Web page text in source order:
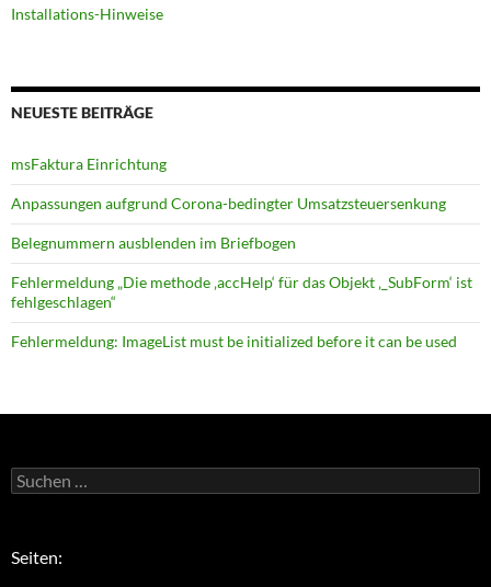
Installations-Hinweise
NEUESTE BEITRÄGE
msFaktura Einrichtung
Anpassungen aufgrund Corona-bedingter Umsatz­steuer­senkung
Belegnummern ausblenden im Briefbogen
Fehlermeldung „Die methode ‚accHelp‘ für das Objekt ‚_SubForm‘ ist
fehlgeschlagen“
Fehlermeldung: ImageList must be initialized before it can be used
Suchen
nach:
Seiten: